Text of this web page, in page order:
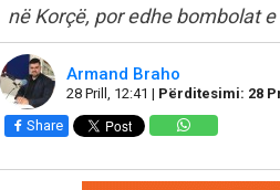
në Korçë, por edhe bombolat
Armand Braho
28 Prill, 12:41 | Përditesimi: 28
Share